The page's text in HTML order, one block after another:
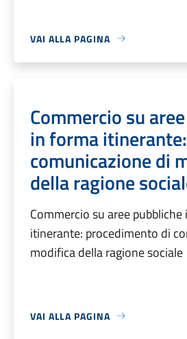
VAI ALLA PAGINA
Commercio su
in forma itinerante:
comunicazione di
della ragione
Commercio su aree
itinerante: procedimento di
modifica della ragione sociale
VAI ALLA PAGINA